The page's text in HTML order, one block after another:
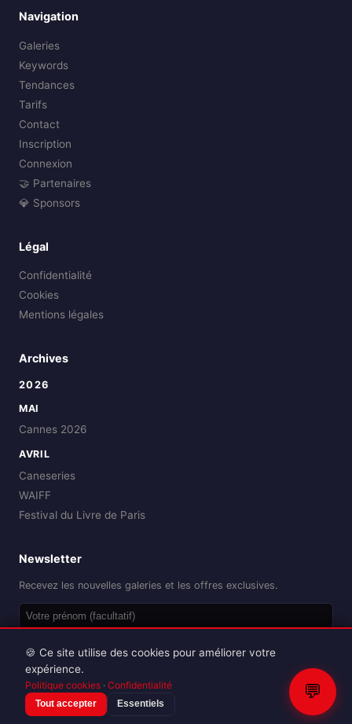
Navigation
Galeries
Keywords
Tendances
Tarifs
Contact
Inscription
Connexion
🤝 Partenaires
💎 Sponsors
Légal
Confidentialité
Cookies
Mentions légales
Archives
2026
MAI
Cannes 2026
AVRIL
Caneseries
WAIFF
Festival du Livre de Paris
Newsletter
Recevez les nouvelles galeries et les offres exclusives.
Reproduction interdite sans autorisation.
💬
🍪 Ce site utilise des cookies pour améliorer votre
expérience.
Politique cookies · Confidentialité
Tout accepter Essentiels